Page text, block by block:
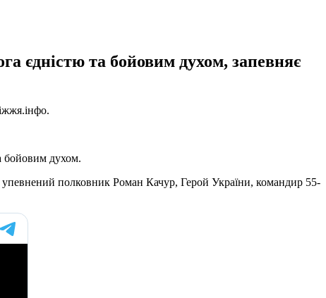
єдністю та бойовим духом, запевняє
бойовим духом.
полковник Роман Качур, Герой України, командир 55-